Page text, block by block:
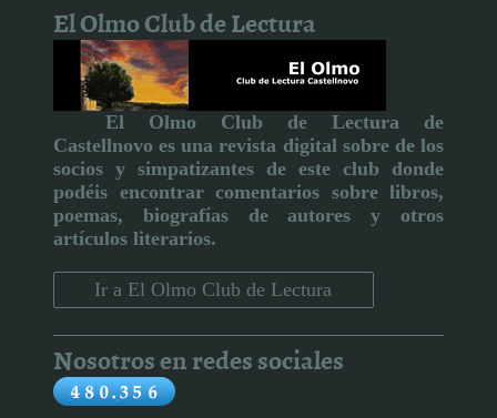
El Olmo Club de Lectura
El Olmo Club de Lectura de
Castellnovo es una revista digital sobre de los
socios y simpatizantes de este club donde
podéis encontrar comentarios sobre libros,
poemas, biografías de autores y otros
artículos literarios.
Ir a El Olmo Club de Lectura
Nosotros en redes sociales